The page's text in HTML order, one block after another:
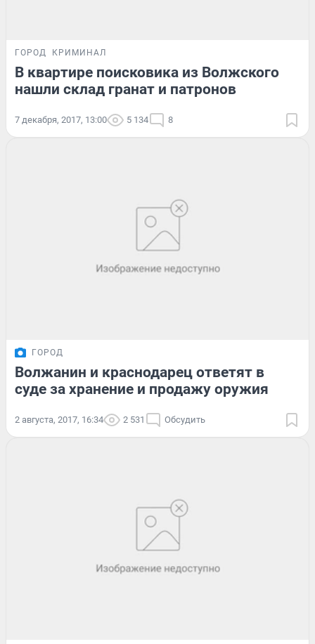
ГОРОД КРИМИНАЛ
В квартире поисковика из Волжского
нашли склад гранат и патронов
7 декабря, 2017, 13:00 5 134 8
ГОРОД
Волжанин и краснодарец ответят в
суде за хранение и продажу оружия
2 августа, 2017, 16:34 2 531 Обсудить